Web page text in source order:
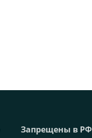
Запрещены в РФ